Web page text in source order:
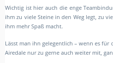
Wichtig ist hier auch die enge
ihm zu viele Steine in den Weg legt, zu
ihm mehr Spaß macht.
Lässt man ihn gelegentlich – wenn es
Airedale nur zu gerne auch weiter mit,